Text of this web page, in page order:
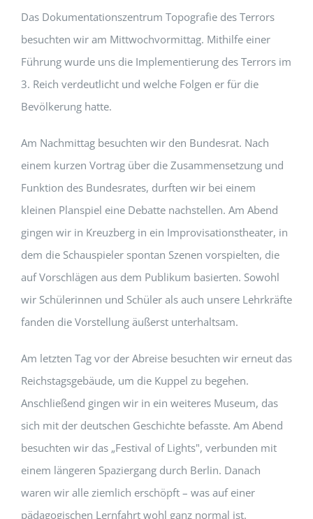
Das Dokumentationszentrum Topografie des Terrors
besuchten wir am Mittwochvormittag. Mithilfe einer
Führung wurde uns die Implementierung des Terrors im
3. Reich verdeutlicht und welche Folgen er für die
Bevölkerung hatte.
Am Nachmittag besuchten wir den Bundesrat. Nach
einem kurzen Vortrag über die Zusammensetzung und
Funktion des Bundesrates, durften wir bei einem
kleinen Planspiel eine Debatte nachstellen. Am Abend
gingen wir in Kreuzberg in ein Improvisationstheater, in
dem die Schauspieler spontan Szenen vorspielten, die
auf Vorschlägen aus dem Publikum basierten. Sowohl
wir Schülerinnen und Schüler als auch unsere Lehrkräfte
fanden die Vorstellung äußerst unterhaltsam.
Am letzten Tag vor der Abreise besuchten wir erneut das
Reichstagsgebäude, um die Kuppel zu begehen.
Anschließend gingen wir in ein weiteres Museum, das
sich mit der deutschen Geschichte befasste. Am Abend
besuchten wir das „Festival of Lights", verbunden mit
einem längeren Spaziergang durch Berlin. Danach
waren wir alle ziemlich erschöpft – was auf einer
pädagogischen Lernfahrt wohl ganz normal ist.